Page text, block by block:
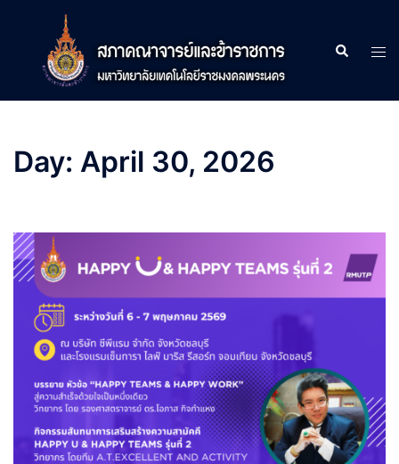
content
Search
Day: April 30, 2026